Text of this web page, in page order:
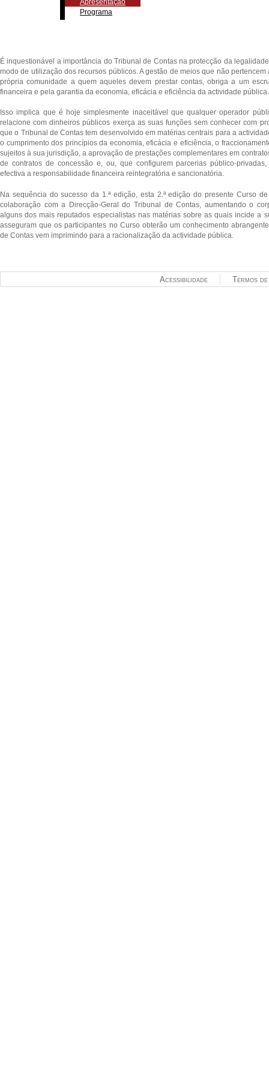
Programa
É inquestionável a importância do Tribunal de Contas na protecção da
modo de utilização dos recursos públicos. A gestão de meios que não
própria comunidade a quem aqueles devem prestar contas, obriga a um
financeira e pela garantia da economia, eficácia e eficiência da actividade pública.
Isso implica que é hoje simplesmente inaceitável que qualquer operador
relacione com dinheiros públicos exerça as suas funções sem conhecer com
que o Tribunal de Contas tem desenvolvido em matérias centrais para a
o cumprimento dos princípios da economia, eficácia e eficiência, o
sujeitos à sua jurisdição, a aprovação de prestações complementares em
de contratos de concessão e, ou, que configurem parcerias público-
efectiva a responsabilidade financeira reintegratória e sancionatória.
Na sequência do sucesso da 1.ª edição, esta 2.ª edição do presente Curso
colaboração com a Direcção-Geral do Tribunal de Contas, aumentando o
alguns dos mais reputados especialistas nas matérias sobre as quais incide a
asseguram que os participantes no Curso obterão um conhecimento
de Contas vem imprimindo para a racionalização da actividade pública.
Termos
Acessibilidade